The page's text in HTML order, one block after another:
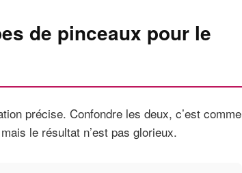
de pinceaux pour le
précise. Confondre les deux, c’est comme
le résultat n’est pas glorieux.